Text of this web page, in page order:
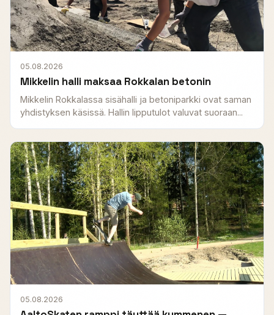
05.08.2026
Mikkelin halli maksaa Rokkalan betonin
Mikkelin Rokkalassa sisähalli ja betoniparkki ovat saman
yhdistyksen käsissä. Hallin lipputulot valuvat suoraan...
05.08.2026